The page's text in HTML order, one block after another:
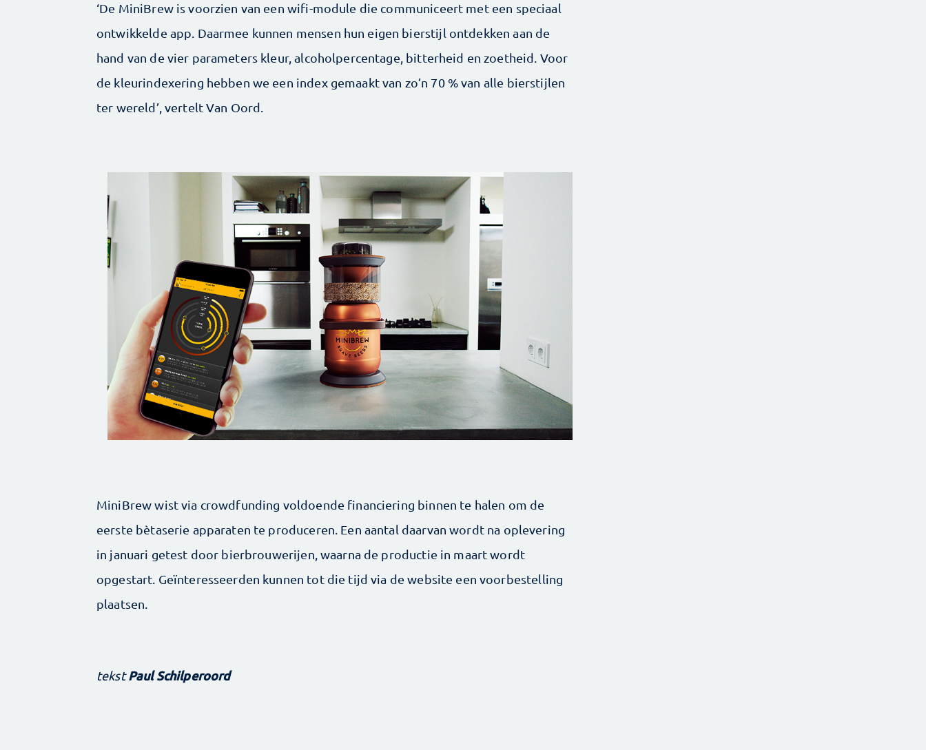
‘De MiniBrew is voorzien van een wifi-module die communiceert met een speciaal
ontwikkelde app. Daarmee kunnen mensen hun eigen bierstijl ontdekken aan de
hand van de vier parameters kleur, alcoholpercentage, bitterheid en zoetheid. Voor
de kleurindexering hebben we een index gemaakt van zo’n 70 % van alle bierstijlen
ter wereld’, vertelt Van Oord.
MiniBrew wist via crowdfunding voldoende financiering binnen te halen om de
eerste bètaserie apparaten te produceren. Een aantal daarvan wordt na oplevering
in januari getest door bierbrouwerijen, waarna de productie in maart wordt
opgestart. Geïnteresseerden kunnen tot die tijd via de website een voorbestelling
plaatsen.
tekstPaul Schilperoord